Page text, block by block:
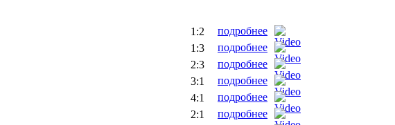
1:2
подробнее
1:3
подробнее
2:3
подробнее
3:1
подробнее
4:1
подробнее
2:1
подробнее